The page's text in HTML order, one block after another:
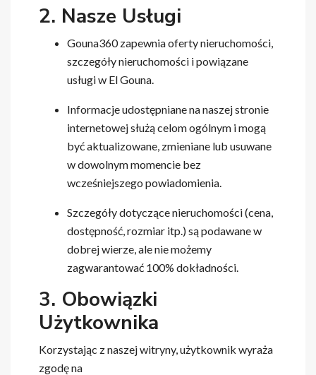
2. Nasze Usługi
Gouna360 zapewnia oferty nieruchomości,
szczegóły nieruchomości i powiązane
usługi w El Gouna.
Informacje udostępniane na naszej stronie
internetowej służą celom ogólnym i mogą
być aktualizowane, zmieniane lub usuwane
w dowolnym momencie bez
wcześniejszego powiadomienia.
Szczegóły dotyczące nieruchomości (cena,
dostępność, rozmiar itp.) są podawane w
dobrej wierze, ale nie możemy
zagwarantować 100% dokładności.
3. Obowiązki
Użytkownika
Korzystając z naszej witryny, użytkownik wyraża
zgodę na